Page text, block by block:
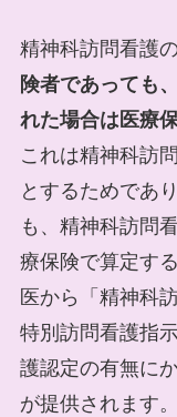
精神科訪問看護
険者であっても
れた場合は医療
これは精神科訪
とするためであ
も、精神科訪問
療保険で算定す
医から「精神科
特別訪問看護指
護認定の有無に
が提供されます。